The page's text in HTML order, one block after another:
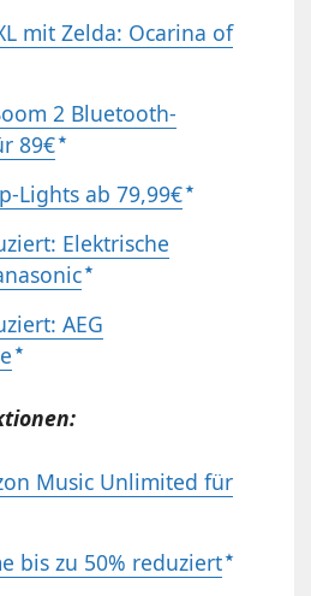
mit Zelda: Ocarina of
2 Bluetooth-
89€
Lights ab 79,99€
Elektrische
AEG
Music Unlimited für
bis zu 50% reduziert